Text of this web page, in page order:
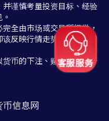
谨慎考量投资目标、经验
全由市场或交易所提供，
反映行情走势价格仅为指
币的下注、赌博与推介行
信息网